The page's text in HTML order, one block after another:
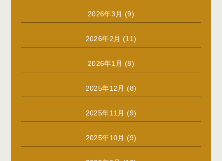
2026年3月 (9)
2026年2月 (11)
2026年1月 (8)
2025年12月 (8)
2025年11月 (9)
2025年10月 (9)